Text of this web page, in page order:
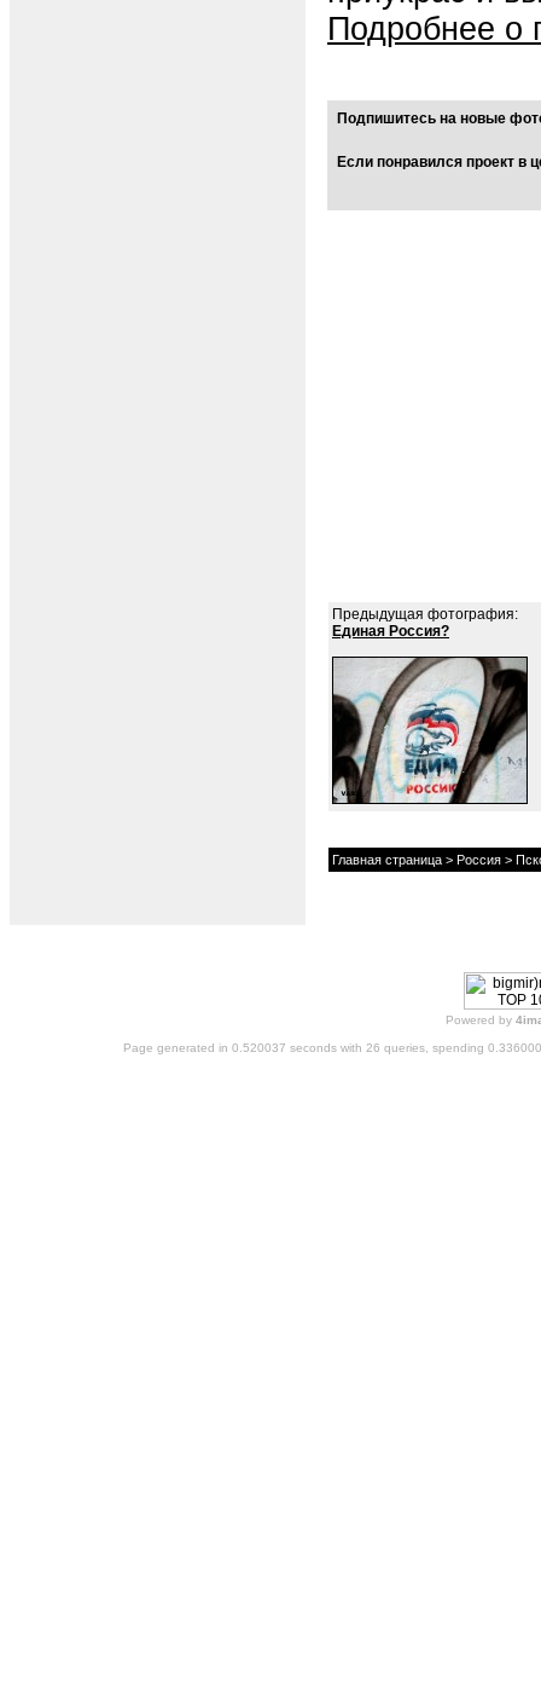
Подробнее о
Подпишитесь на новые
Если понравился проект в
Предыдущая фотография:
Единая Россия?
Главная страница > Россия >
Powered by
Page generated in 0.520037 seconds with 26 queries, spending